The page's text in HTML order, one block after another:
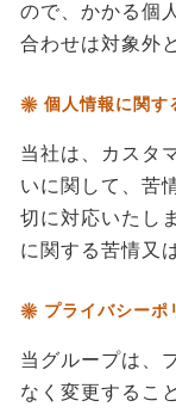
ので、かかる個
合わせは対象外
個人情報に関す
当社は、カスタ
いに関して、苦
切に対応いたし
に関する苦情又
プライバシーポ
当グループは、
なく変更するこ